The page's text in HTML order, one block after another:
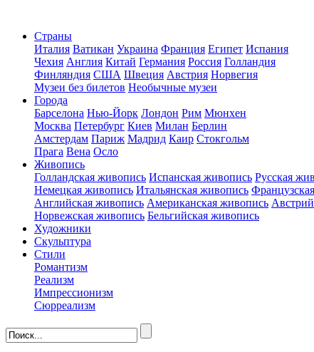
Страны
Италия Ватикан Украина Франция Египет Испания
Чехия Англия Китай Германия Россия Голландия
Финляндия США Швеция Австрия Норвегия
Музеи без билетов Необычные музеи
Города
Барселона Нью-Йорк Лондон Рим Мюнхен
Москва Петербург Киев Милан Берлин
Амстердам Париж Мадрид Каир Стокгольм
Прага Вена Осло
Живопись
Голландская живопись Испанская живопись Русская
Немецкая живопись Итальянская живопись
Английская живопись Американская живопись
Норвежская живопись Бельгийская живопись
Художники
Скульптура
Стили
Романтизм
Реализм
Импрессионизм
Сюрреализм